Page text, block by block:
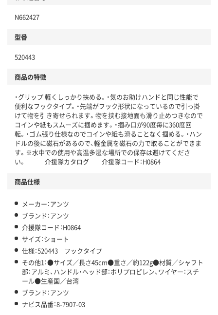
N662427
型番
520443
商品の特徴
・グリップ 軽くしっかり挟める。・気のお助けハンドと同じ性能で
便利なフックタイプ。・先端がフック形状になっているので引っ掛
けて物を引き寄せられます。物を挟む接地面も滑り止めつきなので
コインや紙もスムーズに掴めます。・掴み口が90度毎に360度回
転。・ゴム張り仕様なのでコインや紙も滑ることなく掴める。・ハン
ドルの後に磁石があるので、軽金属を磁石の力で取ることができま
す。※水中での使用や高温多湿な場所での保存は避けてくださ
い。 介援隊カタログ 介援隊コード：H0864
商品仕様
メーカー：アンツ
ブランド：アンツ
介援隊コード：H0864
サイズ：ショート
仕様：520443 フックタイプ
その他1：●サイズ／長さ45cm●重さ／約122g●材質／シャフト
部：アルミ、ハンドル・ヘッド部：ポリプロピレン、ワイヤー：スチ
ール●生産国／台湾
ブランド：アンツ
ナビス品番：8-7907-03